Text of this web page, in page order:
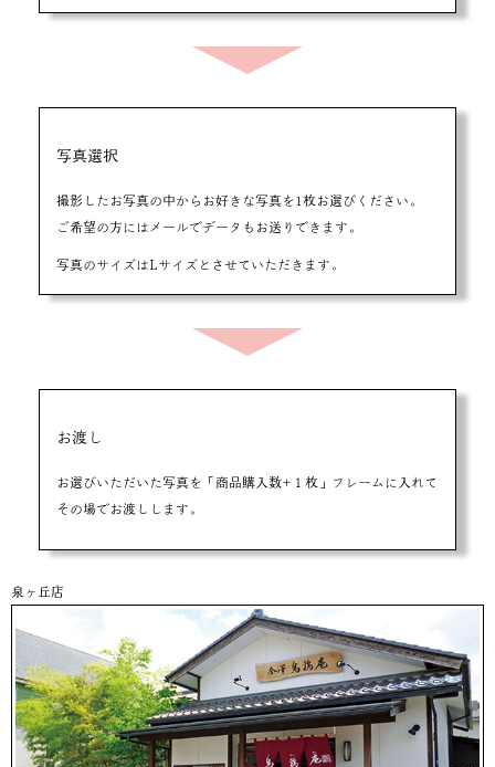
写真選択
撮影したお写真の中からお好きな写真を1枚お選びください。
ご希望の方にはメールでデータもお送りできます。
写真のサイズはLサイズとさせていただきます。
お渡し
お選びいただいた写真を「商品購入数+１枚」フレームに入れて
その場でお渡しします。
泉ヶ丘店